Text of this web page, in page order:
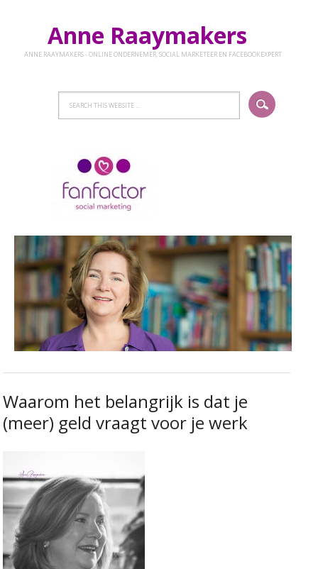
Anne Raaymakers
ANNE RAAYMAKERS - ONLINE ONDERNEMER, SOCIAL MARKETEER EN FACEBOOKEXPERT
Waarom het belangrijk is dat je
(meer) geld vraagt voor je werk